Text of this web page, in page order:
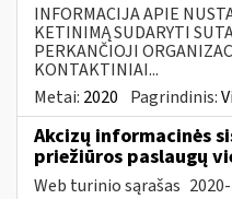
INFORMACIJA APIE
KETINIMĄ SUDARYTI
PERKANČIOJI
KONTAKTINIAI...
Metai: 2020 Pagrindinis:
Akcizų informacinės
priežiūros paslaugų
Web turinio sąrašas